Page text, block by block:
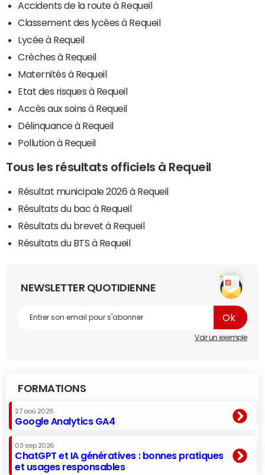
Accidents de la route à Requeil
Classement des lycées à Requeil
Lycée à Requeil
Crèches à Requeil
Maternités à Requeil
Etat des risques à Requeil
Accès aux soins à Requeil
Délinquance à Requeil
Pollution à Requeil
Tous les résultats officiels à Requeil
Résultat municipale 2026 à Requeil
Résultats du bac à Requeil
Résultats du brevet à Requeil
Résultats du BTS à Requeil
NEWSLETTER QUOTIDIENNE
Voir un exemple
FORMATIONS
27 aoû 2026
Google Analytics GA4
03 sep 2026
ChatGPT et IA génératives : bonnes pratiques
et usages responsables